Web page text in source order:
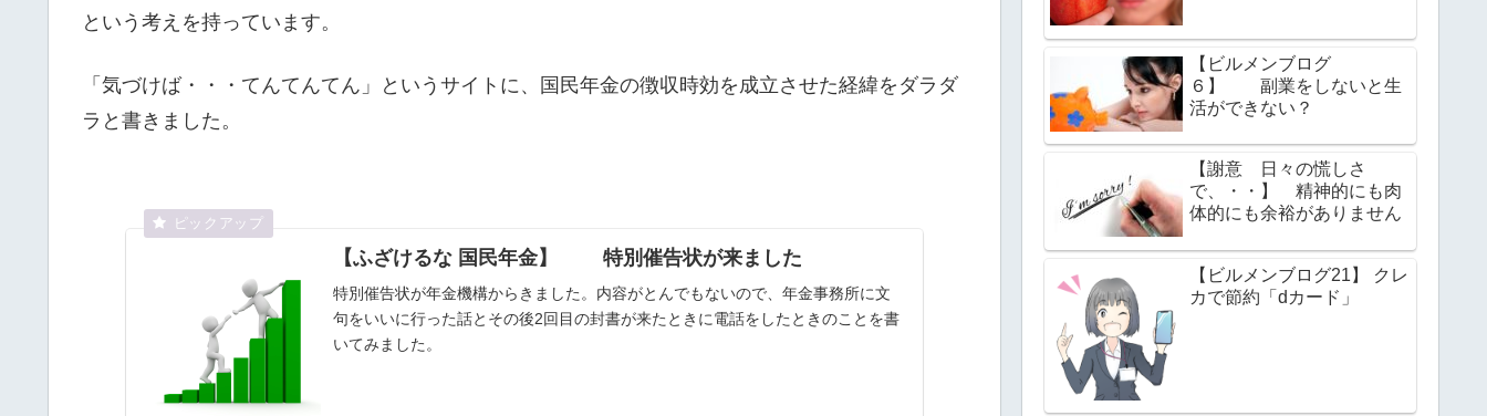
という考えを持っています。
「気づけば・・・てんてんてん」というサイトに、国民年金の徴収時効を成立させた経緯をダラダ
ラと書きました。
【ふざけるな 国民年金】 特別催告状が来ました
特別催告状が年金機構からきました。内容がとんでもないので、年金事務所に文
句をいいに行った話とその後2回目の封書が来たときに電話をしたときのことを書
いてみました。
【ビルメンブログ
６】 副業をしないと生
活ができない？
【謝意 日々の慌しさ
で、・・】 精神的にも肉
体的にも余裕がありません
【ビルメンブログ21】 クレ
カで節約「dカード」